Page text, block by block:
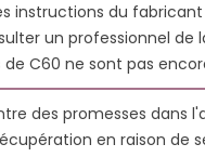
instructions du fabricant
un professionnel de
C60 ne sont pas
des promesses dans
en raison de